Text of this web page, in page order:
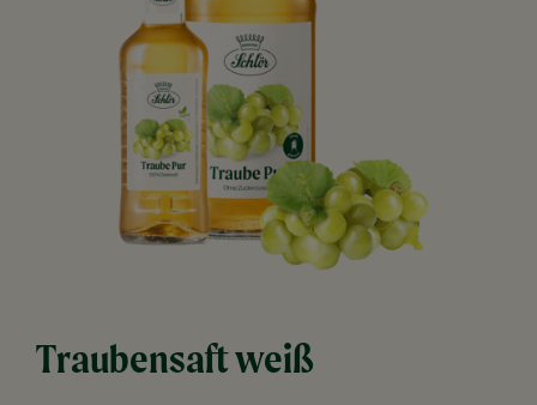
Traubensaft weiß